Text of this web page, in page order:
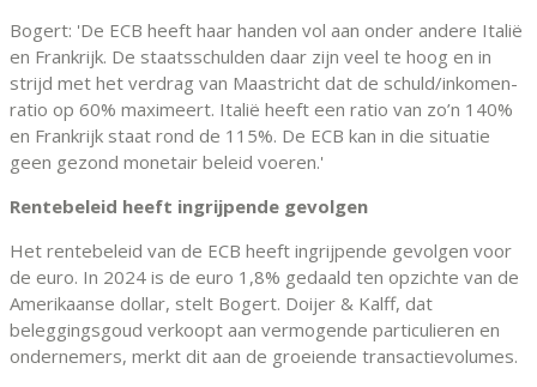
Bogert: 'De ECB heeft haar handen vol aan onder andere Italië
en Frankrijk. De staatsschulden daar zijn veel te hoog en in
strijd met het verdrag van Maastricht dat de schuld/inkomen-
ratio op 60% maximeert. Italië heeft een ratio van zo’n 140%
en Frankrijk staat rond de 115%. De ECB kan in die situatie
geen gezond monetair beleid voeren.'
Rentebeleid heeft ingrijpende gevolgen
Het rentebeleid van de ECB heeft ingrijpende gevolgen voor
de euro. In 2024 is de euro 1,8% gedaald ten opzichte van de
Amerikaanse dollar, stelt Bogert. Doijer & Kalff, dat
beleggingsgoud verkoopt aan vermogende particulieren en
ondernemers, merkt dit aan de groeiende transactievolumes.